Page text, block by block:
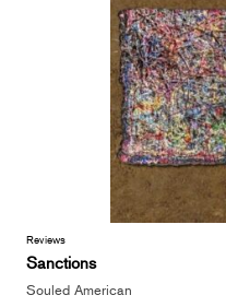
Reviews
Sanctions
Souled American